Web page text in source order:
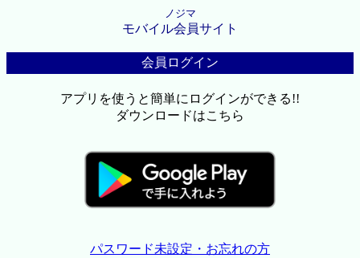
ノジマ
モバイル会員サイト
会員ログイン
アプリを使うと簡単にログインができる!!
ダウンロードはこちら
パスワード未設定・お忘れの方